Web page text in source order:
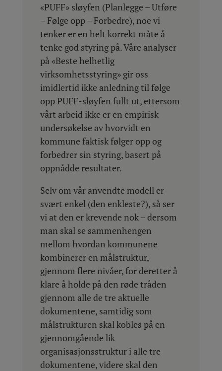
«PUFF» sløyfen (Planlegge – Utføre
– Følge opp – Forbedre), noe vi
tenker er en helt korrekt måte å
tenke god styring på. Våre analyser
på «Beste helhetlig
virksomhetsstyring» gir oss
imidlertid ikke anledning til følge
opp PUFF-sløyfen fullt ut, ettersom
vårt arbeid ikke er en empirisk
undersøkelse av hvorvidt en
kommune faktisk følger opp og
forbedrer sin styring, basert på
oppnådde resultater.
Selv om vår anvendte modell er
svært enkel (den enkleste?), så ser
vi at den er krevende nok – dersom
man skal se sammenhengen
mellom hvordan kommunene
kombinerer en målstruktur,
gjennom flere nivåer, for deretter å
klare å holde på den røde tråden
gjennom alle de tre aktuelle
dokumentene, samtidig som
målstrukturen skal kobles på en
gjennomgående lik
organisasjonsstruktur i alle tre
dokumentene, videre skal den